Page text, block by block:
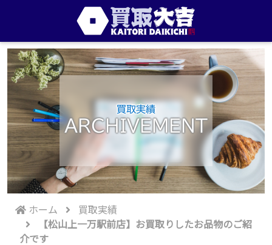
買取実績
ARCHIVEMENT
ホーム
買取実績
【松山上一万駅前店】お買取りしたお品物のご紹
介です